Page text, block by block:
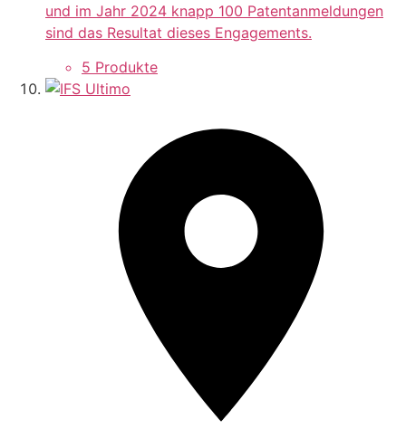
und im Jahr 2024 knapp 100 Patentanmeldungen
sind das Resultat dieses Engagements.
5 Produkte